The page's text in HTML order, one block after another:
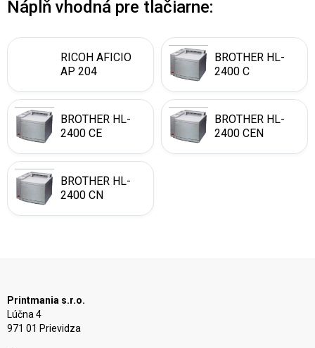
Náplň vhodná pre tlačiarne:
RICOH AFICIO
AP 204
BROTHER HL-
2400 C
BROTHER HL-
2400 CE
BROTHER HL-
2400 CEN
BROTHER HL-
2400 CN
Printmania s.r.o.
Lúčna 4
971 01 Prievidza